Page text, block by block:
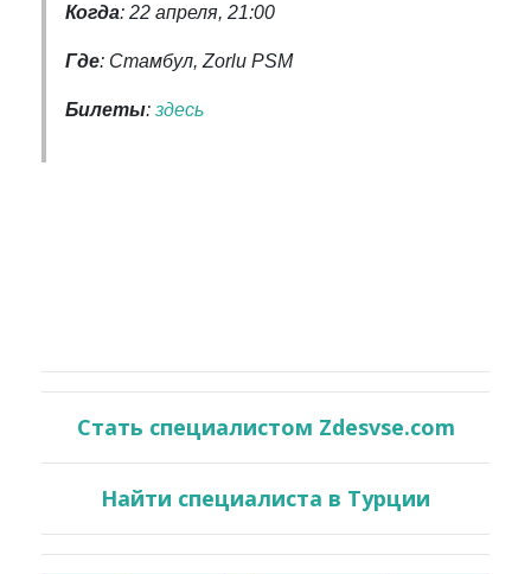
Когда: 22 апреля, 21:00
Где: Стамбул, Zorlu PSM
Билеты: здесь
Стать специалистом Zdesvse.com
Найти специалиста в Турции